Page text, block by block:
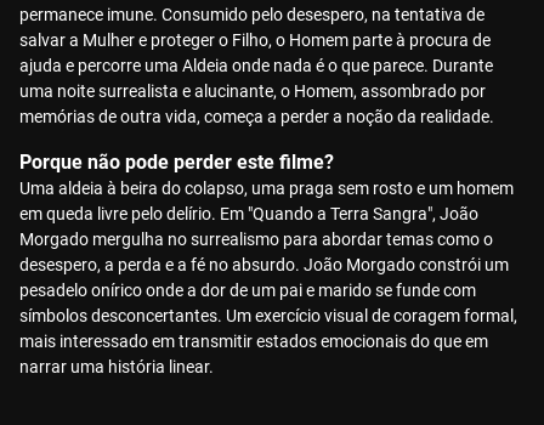
permanece imune. Consumido pelo desespero, na tentativa de
salvar a Mulher e proteger o Filho, o Homem parte à procura de
ajuda e percorre uma Aldeia onde nada é o que parece. Durante
uma noite surrealista e alucinante, o Homem, assombrado por
memórias de outra vida, começa a perder a noção da realidade.
Porque não pode perder este filme?
Uma aldeia à beira do colapso, uma praga sem rosto e um homem
em queda livre pelo delírio. Em "Quando a Terra Sangra", João
Morgado mergulha no surrealismo para abordar temas como o
desespero, a perda e a fé no absurdo. João Morgado constrói um
pesadelo onírico onde a dor de um pai e marido se funde com
símbolos desconcertantes. Um exercício visual de coragem formal,
mais interessado em transmitir estados emocionais do que em
narrar uma história linear.